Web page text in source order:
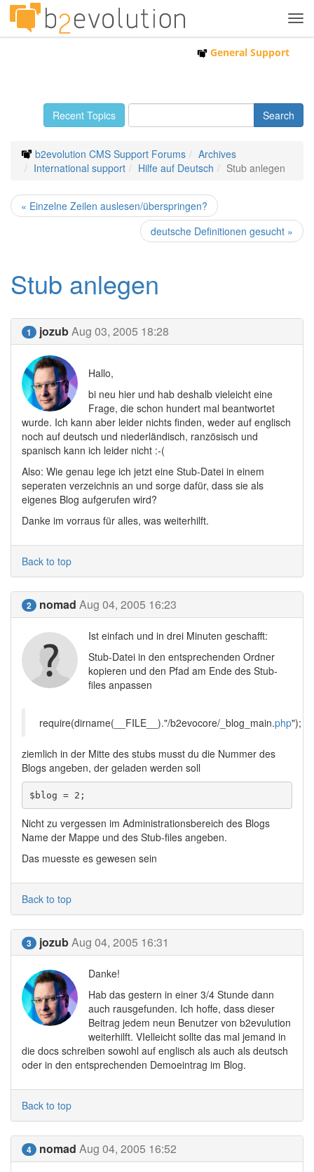
General Support
Recent Topics
b2evolution CMS Support Forums
Archives
International support
Hilfe auf Deutsch Stub anlegen
« Einzelne Zeilen auslesen/überspringen?
deutsche Definitionen gesucht »
Stub anlegen
1 jozubAug 03, 2005 18:28
Hallo,
bi neu hier und hab deshalb vieleicht eine
Frage, die schon hundert mal beantwortet
wurde. Ich kann aber leider nichts finden, weder auf englisch
noch auf deutsch und niederländisch, ranzösisch und
spanisch kann ich leider nicht :-(
Also: Wie genau lege ich jetzt eine Stub-Datei in einem
seperaten verzeichnis an und sorge dafür, dass sie als
eigenes Blog aufgerufen wird?
Danke im vorraus für alles, was weiterhilft.
Back to top
2 nomad Aug 04, 2005 16:23
Ist einfach und in drei Minuten geschafft:
Stub-Datei in den entsprechenden Ordner
kopieren und den Pfad am Ende des Stub-
files anpassen
require(dirname(__FILE__)."/b2evocore/_blog_main.php");
ziemlich in der Mitte des stubs musst du die Nummer des
Blogs angeben, der geladen werden soll
$blog = 2;
Nicht zu vergessen im Administrationsbereich des Blogs
Name der Mappe und des Stub-files angeben.
Das muesste es gewesen sein
Back to top
3 jozubAug 04, 2005 16:31
Danke!
Hab das gestern in einer 3/4 Stunde dann
auch rausgefunden. Ich hoffe, dass dieser
Beitrag jedem neun Benutzer von b2evulution
weiterhilft. VIelleicht sollte das mal jemand in
die docs schreiben sowohl auf englisch als auch als deutsch
oder in den entsprechenden Demoeintrag im Blog.
Back to top
4 nomad Aug 04, 2005 16:52